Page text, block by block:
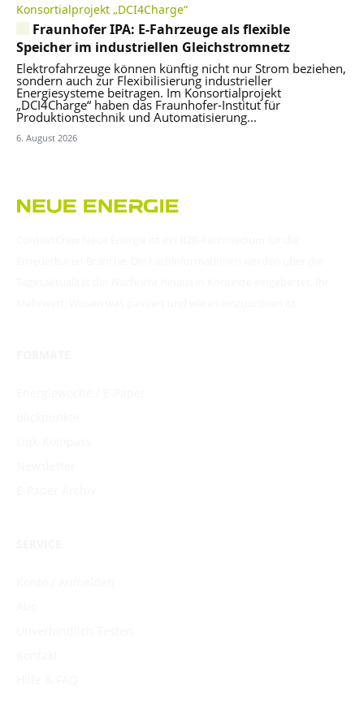
Konsortialprojekt „DCI4Charge“
Fraunhofer IPA: E-Fahrzeuge als flexible
Speicher im industriellen Gleichstromnetz
Elektrofahrzeuge können künftig nicht nur Strom beziehen,
sondern auch zur Flexibilisierung industrieller
Energiesysteme beitragen. Im Konsortialprojekt
„DCI4Charge“ haben das Fraunhofer-Institut für
Produktionstechnik und Automatisierung...
6. August 2026